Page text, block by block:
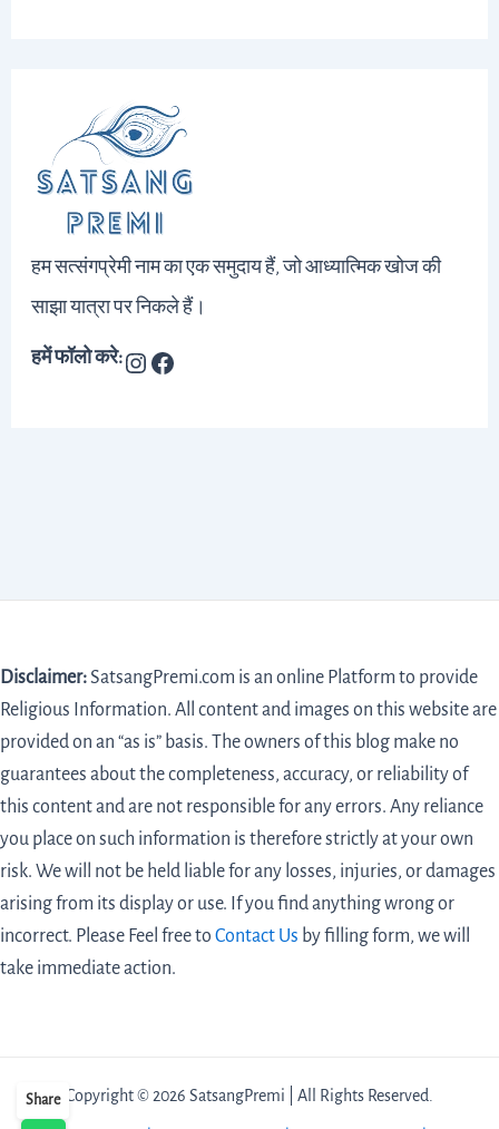
Share
हम सत्संगप्रेमी नाम का एक समुदाय हैं, जो आध्यात्मिक खोज की
साझा यात्रा पर निकले हैं।
हमें फॉलो करे:
Disclaimer:SatsangPremi.com is an online Platform to provide
Religious Information. All content and images on this website are
provided on an “as is” basis. The owners of this blog make no
guarantees about the completeness, accuracy, or reliability of
this content and are not responsible for any errors. Any reliance
you place on such information is therefore strictly at your own
risk. We will not be held liable for any losses, injuries, or damages
arising from its display or use. If you find anything wrong or
incorrect. Please Feel free to Contact Us by filling form, we will
take immediate action.
Copyright © 2026 SatsangPremi | All Rights Reserved.